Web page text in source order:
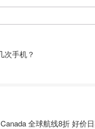
次手机？
全球航线8折 好价